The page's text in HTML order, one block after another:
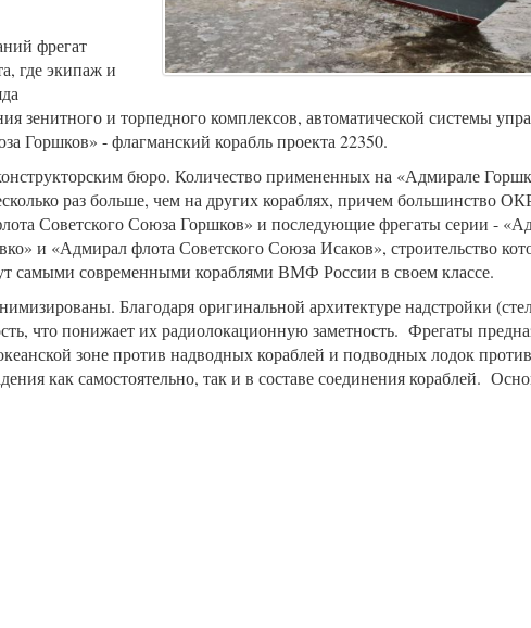
фрегат
где экипаж и
зенитного и торпедного комплексов, автоматической системы
Горшков» - флагманский корабль проекта 22350.
бюро. Количество примененных на «Адмирале
раз больше, чем на других кораблях, причем большинство
Советского Союза Горшков» и последующие фрегаты серии -
и «Адмирал флота Советского Союза Исаков», строительство
самыми современными кораблями ВМФ России в своем классе.
Благодаря оригинальной архитектуре надстройки
что понижает их радиолокационную заметность. Фрегаты
зоне против надводных кораблей и подводных лодок
как самостоятельно, так и в составе соединения кораблей.